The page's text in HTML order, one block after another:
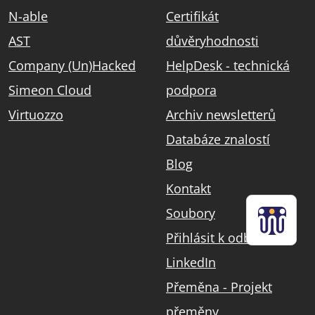
N-able
AST
Company (Un)Hacked
Simeon Cloud
Virtuozzo
Certifikát
důvěryhodnosti
HelpDesk - technická
podpora
Archiv newsletterů
Databáze znalostí
Blog
Kontakt
Soubory
Přihlásit k odběru
LinkedIn
Přeměna - Projekt